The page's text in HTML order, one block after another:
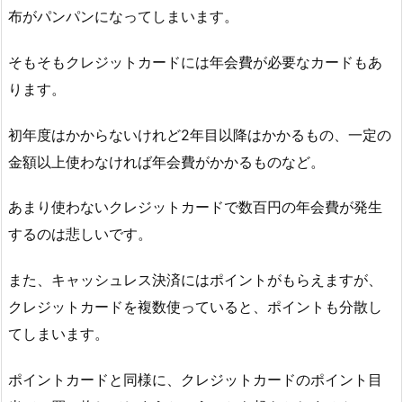
布がパンパンになってしまいます。
そもそもクレジットカードには年会費が必要なカードもあ
ります。
初年度はかからないけれど2年目以降はかかるもの、一定の
金額以上使わなければ年会費がかかるものなど。
あまり使わないクレジットカードで数百円の年会費が発生
するのは悲しいです。
また、キャッシュレス決済にはポイントがもらえますが、
クレジットカードを複数使っていると、ポイントも分散し
てしまいます。
ポイントカードと同様に、クレジットカードのポイント目